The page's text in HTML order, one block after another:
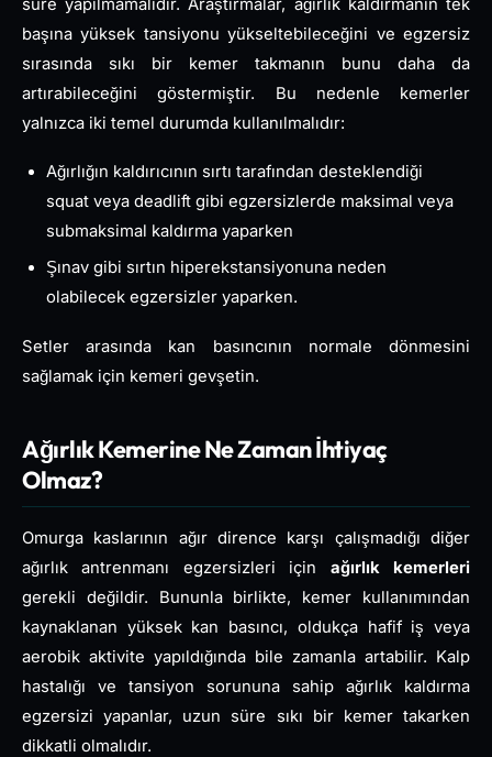
süre yapılmamalıdır. Araştırmalar, ağırlık kaldırmanın tek
başına yüksek tansiyonu yükseltebileceğini ve egzersiz
sırasında sıkı bir kemer takmanın bunu daha da
artırabileceğini göstermiştir. Bu nedenle kemerler
yalnızca iki temel durumda kullanılmalıdır:
Ağırlığın kaldırıcının sırtı tarafından desteklendiği
squat veya deadlift gibi egzersizlerde maksimal veya
submaksimal kaldırma yaparken
Şınav gibi sırtın hiperekstansiyonuna neden
olabilecek egzersizler yaparken.
Setler arasında kan basıncının normale dönmesini
sağlamak için kemeri gevşetin.
Ağırlık Kemerine Ne Zaman İhtiyaç
Olmaz?
Omurga kaslarının ağır dirence karşı çalışmadığı diğer
ağırlık antrenmanı egzersizleri için ağırlık kemerleri
gerekli değildir. Bununla birlikte, kemer kullanımından
kaynaklanan yüksek kan basıncı, oldukça hafif iş veya
aerobik aktivite yapıldığında bile zamanla artabilir. Kalp
hastalığı ve tansiyon sorununa sahip ağırlık kaldırma
egzersizi yapanlar, uzun süre sıkı bir kemer takarken
dikkatli olmalıdır.